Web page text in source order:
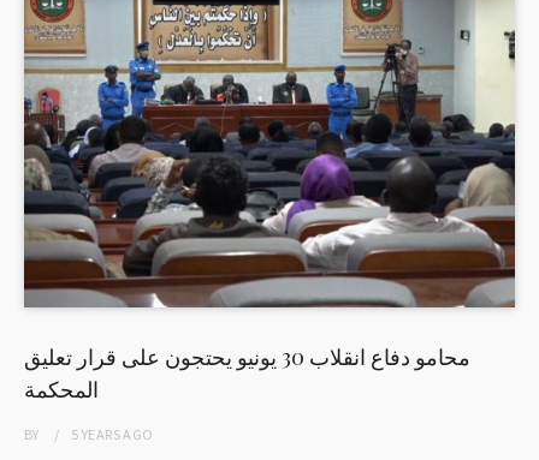
محامو دفاع انقلاب 30 يونيو يحتجون على قرار تعليق
المحكمة
BY 5 YEARSAGO